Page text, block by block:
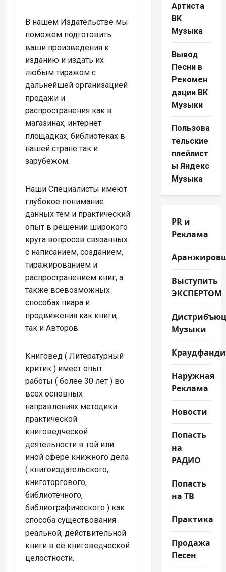
В нашем Издательстве мы
поможем подготовить
ваши произведения к
изданию и издать их
любым тиражом с
дальнейшей организацией
продажи и
распространения как в
магазинах, интернет
площадках, библиотеках в
нашей стране так и
зарубежом.
Наши Специалисты имеют
глубокое понимание
данных тем и практический
опыт в решении широкого
круга вопросов связанных
с написанием, созданием,
тиражированием и
распространением книг, а
также всевозможных
способах пиара и
продвижения как книги,
так и Авторов.
Книговед ( Литературный
критик ) имеет опыт
работы ( более 30 лет ) во
всех основных
направлениях методики
практической
книговедческой
деятельности в той или
иной сфере книжного дела
( книгоиздательского,
книготоргового,
библиотечного,
библиографического ) как
способа существования
реальной, действительной
книги в её книговедческой
целостности.
Артиста
ВК
Музыка
Вывод
Песни в
Рекомен
дации ВК
Музыки
Пользова
тельские
плейлист
ы Яндекс
Музыка
PR и
Реклама
Выступить
ЭКСПЕРТОМ
Музыки
Наружная
Реклама
Новости
Попасть
на
РАДИО
Попасть
на ТВ
Практика
Продажа
Песен